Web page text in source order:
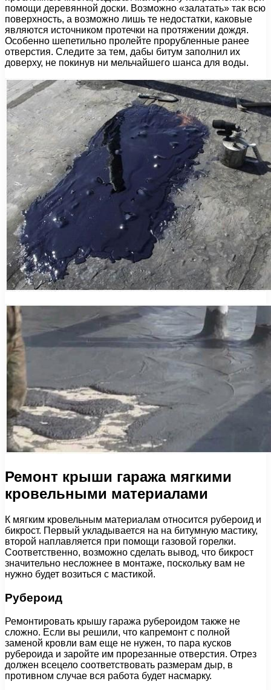
помощи деревянной доски. Возможно «залатать» так всю
поверхность, а возможно лишь те недостатки, каковые
являются источником протечки на протяжении дождя.
Особенно шепетильно пролейте прорубленные ранее
отверстия. Следите за тем, дабы битум заполнил их
доверху, не покинув ни мельчайшего шанса для воды.
Ремонт крыши гаража мягкими
кровельными материалами
К мягким кровельным материалам относится рубероид и
бикрост. Первый укладывается на на битумную мастику,
второй наплавляется при помощи газовой горелки.
Соответственно, возможно сделать вывод, что бикрост
значительно несложнее в монтаже, поскольку вам не
нужно будет возиться с мастикой.
Рубероид
Ремонтировать крышу гаража рубероидом также не
сложно. Если вы решили, что капремонт с полной
заменой кровли вам еще не нужен, то пара кусков
рубероида и заройте им прорезанные отверстия. Отрез
должен всецело соответствовать размерам дыр, в
противном случае вся работа будет насмарку.